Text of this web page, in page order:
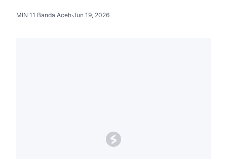
MIN 11 Banda Aceh·Jun 19, 2026